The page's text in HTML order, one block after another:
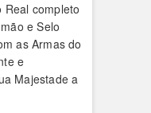
Real completo
e Selo
as Armas do
e
Majestade a